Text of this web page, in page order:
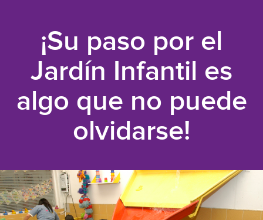
¡Su paso por el
Jardín Infantil es
algo que no puede
olvidarse!